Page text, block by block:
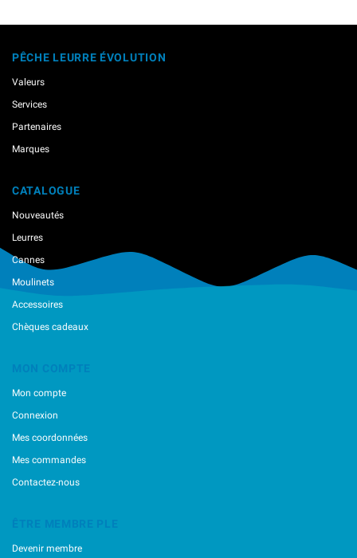
PÊCHE LEURRE ÉVOLUTION
Valeurs
Services
Partenaires
Marques
CATALOGUE
Nouveautés
Leurres
Cannes
Moulinets
Accessoires
Chèques cadeaux
MON COMPTE
Mon compte
Connexion
Mes coordonnées
Mes commandes
Contactez-nous
ÊTRE MEMBRE PLE
Devenir membre